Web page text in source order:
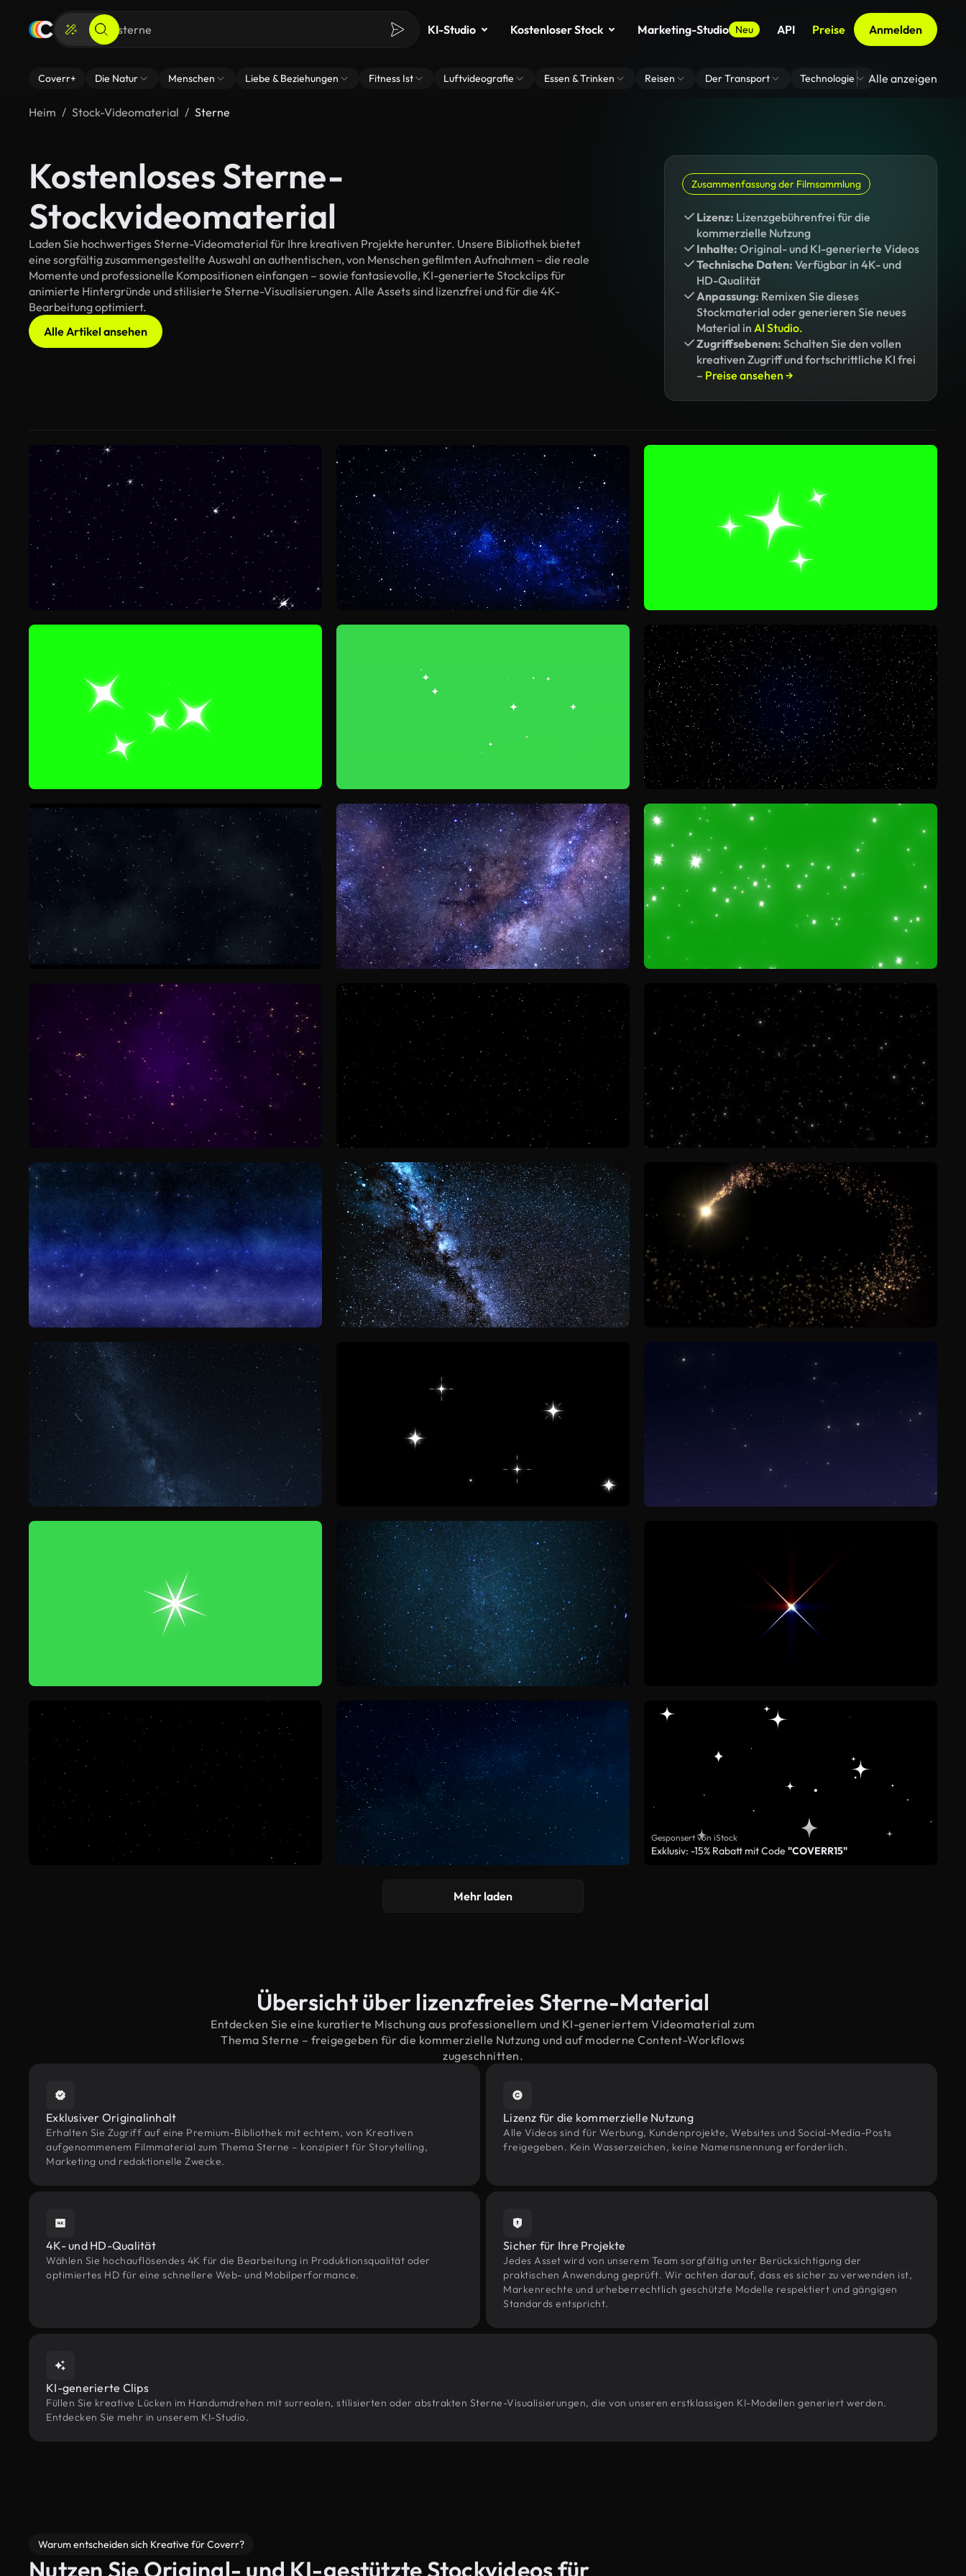
KI-Studio Kostenloser Stock Marketing-Studio Neu API Preise Anmelden
Coverr+ Die Natur Menschen Liebe & Beziehungen Fitness Ist Luftvideografie Essen & Trinken Reisen Der Transport Technologie Zoom Virtuelle
Alle anzeigen
Heim Stock-Videomaterial Sterne
Kostenloses Sterne-
Stockvideomaterial
Laden Sie hochwertiges Sterne-Videomaterial für Ihre kreativen Projekte herunter. Unsere Bibliothek bietet
eine sorgfältig zusammengestellte Auswahl an authentischen, von Menschen gefilmten Aufnahmen – die reale
Momente und professionelle Kompositionen einfangen – sowie fantasievolle, KI-generierte Stockclips für
animierte Hintergründe und stilisierte Sterne-Visualisierungen. Alle Assets sind lizenzfrei und für die 4K-
Bearbeitung optimiert.
Alle Artikel ansehen
Zusammenfassung der Filmsammlung
Lizenz: Lizenzgebührenfrei für die
kommerzielle Nutzung
Inhalte: Original- und KI-generierte Videos
Technische Daten: Verfügbar in 4K- und
HD-Qualität
Anpassung: Remixen Sie dieses
Stockmaterial oder generieren Sie neues
Material in AI Studio.
Zugriffsebenen: Schalten Sie den vollen
kreativen Zugriff und fortschrittliche KI frei
– Preise ansehen →
Gesponsert von iStock
Exklusiv: -15% Rabatt mit Code "COVERR15"
Mehr laden
Übersicht über lizenzfreies Sterne-Material
Entdecken Sie eine kuratierte Mischung aus professionellem und KI-generiertem Videomaterial zum
Thema Sterne – freigegeben für die kommerzielle Nutzung und auf moderne Content-Workflows
zugeschnitten.
Exklusiver Originalinhalt
Erhalten Sie Zugriff auf eine Premium-Bibliothek mit echtem, von Kreativen
aufgenommenem Filmmaterial zum Thema Sterne – konzipiert für Storytelling,
Marketing und redaktionelle Zwecke.
Lizenz für die kommerzielle Nutzung
Alle Videos sind für Werbung, Kundenprojekte, Websites und Social-Media-Posts
freigegeben. Kein Wasserzeichen, keine Namensnennung erforderlich.
4K- und HD-Qualität
Wählen Sie hochauflösendes 4K für die Bearbeitung in Produktionsqualität oder
optimiertes HD für eine schnellere Web- und Mobilperformance.
Sicher für Ihre Projekte
Jedes Asset wird von unserem Team sorgfältig unter Berücksichtigung der
praktischen Anwendung geprüft. Wir achten darauf, dass es sicher zu verwenden ist,
Markenrechte und urheberrechtlich geschützte Modelle respektiert und gängigen
Standards entspricht.
KI-generierte Clips
Füllen Sie kreative Lücken im Handumdrehen mit surrealen, stilisierten oder abstrakten Sterne-Visualisierungen, die von unseren erstklassigen KI-Modellen generiert werden.
Entdecken Sie mehr in unserem KI-Studio.
Warum entscheiden sich Kreative für Coverr?
Nutzen Sie Original- und KI-gestützte Stockvideos für